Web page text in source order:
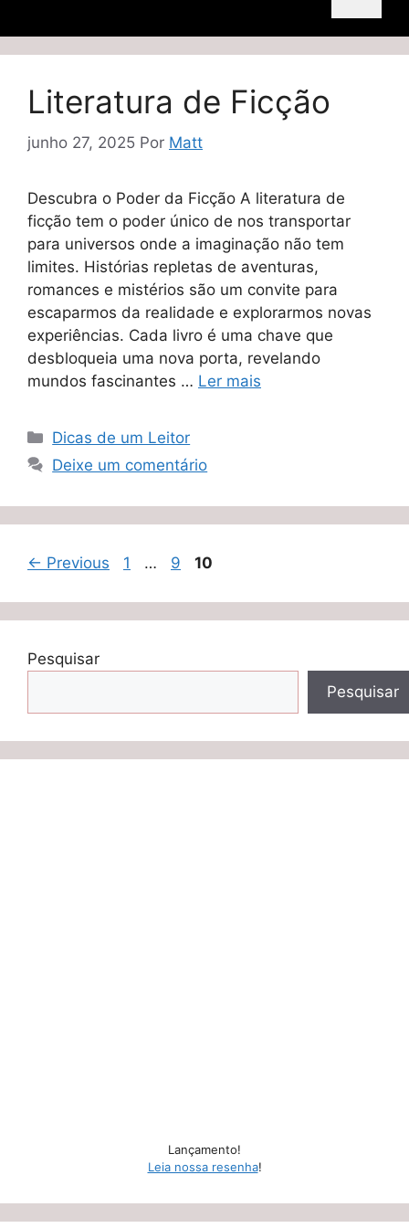
Literatura de Ficção
junho 27, 2025 Por Matt
Descubra o Poder da Ficção A literatura de
ficção tem o poder único de nos transportar
para universos onde a imaginação não tem
limites. Histórias repletas de aventuras,
romances e mistérios são um convite para
escaparmos da realidade e explorarmos novas
experiências. Cada livro é uma chave que
desbloqueia uma nova porta, revelando
mundos fascinantes … Ler mais
Categorias
Dicas de um Leitor
Deixe um comentário
← Previous Page
1 … Page
9 Page
10
Pesquisar
Pesquisar
Lançamento!
Leia nossa resenha!